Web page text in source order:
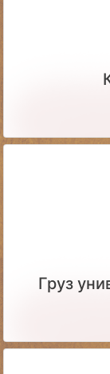
Груз